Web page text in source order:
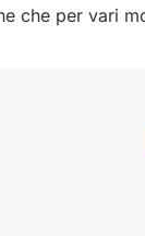
che per vari